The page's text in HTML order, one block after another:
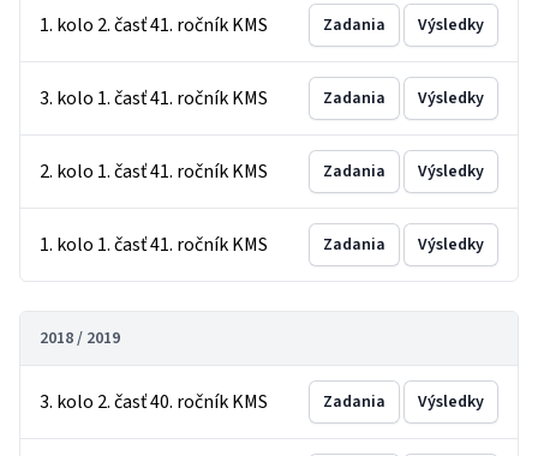
1. kolo 2. časť 41. ročník KMS Zadania Výsledky
3. kolo 1. časť 41. ročník KMS Zadania Výsledky
2. kolo 1. časť 41. ročník KMS Zadania Výsledky
1. kolo 1. časť 41. ročník KMS Zadania Výsledky
2018 / 2019
3. kolo 2. časť 40. ročník KMS Zadania Výsledky